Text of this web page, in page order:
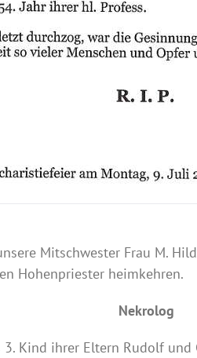
Mitschwester Frau M.
Hohenpriester heimkehren.
Nekrolog
Kind ihrer Eltern Rudolf